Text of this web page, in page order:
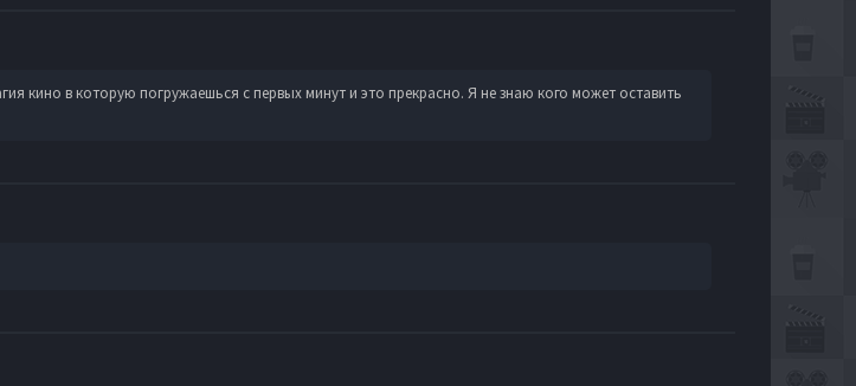
кино в которую погружаешься с первых минут и это прекрасно. Я не знаю кого может оставить